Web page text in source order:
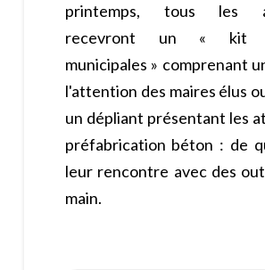
printemps, tous les
recevront un « kit
municipales » comprenant
l'attention des maires élus
un dépliant présentant les
préfabrication béton : de
leur rencontre avec des
main.